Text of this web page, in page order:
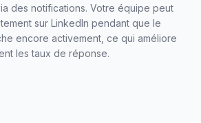
des notifications. Votre équipe peut
sur LinkedIn pendant que le
encore activement, ce qui améliore
les taux de réponse.